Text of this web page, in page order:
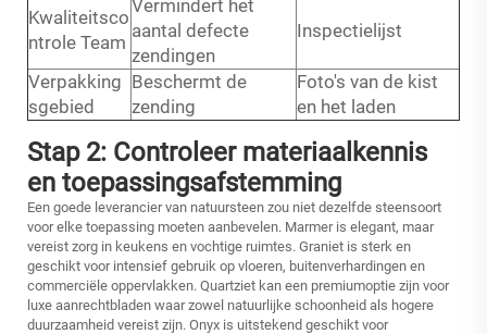
Kwaliteitsco
ntrole Team
Vermindert het
aantal defecte
zendingen
Inspectielijst
Verpakking
sgebied
Beschermt de
zending
Foto's van de kist
en het laden
Stap 2: Controleer materiaalkennis
en toepassingsafstemming
Een goede leverancier van natuursteen zou niet dezelfde steensoort
voor elke toepassing moeten aanbevelen. Marmer is elegant, maar
vereist zorg in keukens en vochtige ruimtes. Graniet is sterk en
geschikt voor intensief gebruik op vloeren, buitenverhardingen en
commerciële oppervlakken. Quartziet kan een premiumoptie zijn voor
luxe aanrechtbladen waar zowel natuurlijke schoonheid als hogere
duurzaamheid vereist zijn. Onyx is uitstekend geschikt voor